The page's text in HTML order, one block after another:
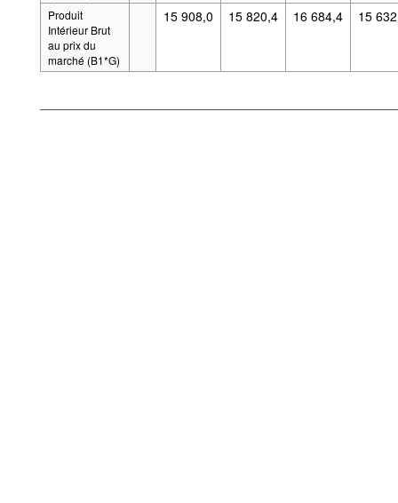
Produit
Intérieur Brut
au prix du
marché (B1*G)
15 908,0 15 820,4 16 684,4 15